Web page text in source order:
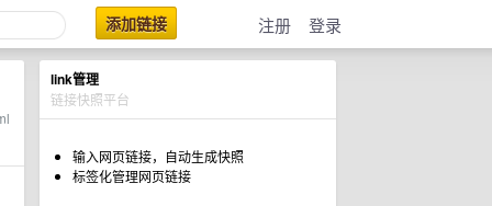
添加链接 注册 登录
link管理
链接快照平台
输入网页链接，自动生成快照
标签化管理网页链接